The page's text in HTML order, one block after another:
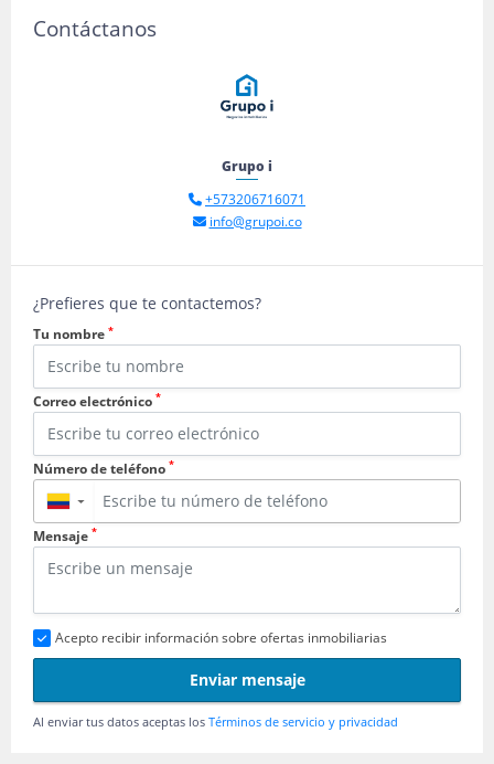
Contáctanos
Grupo i
+573206716071
info@grupoi.co
¿Prefieres que te contactemos?
Tu nombre *
Correo electrónico *
Número de teléfono *
▼
Mensaje *
Acepto recibir información sobre ofertas inmobiliarias
Enviar mensaje
Al enviar tus datos aceptas los Términos de servicio y privacidad